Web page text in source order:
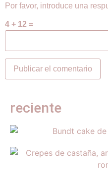
reciente
Por favor, introduce una
4 + 12 =